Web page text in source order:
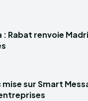
: Rabat renvoie
sur Smart